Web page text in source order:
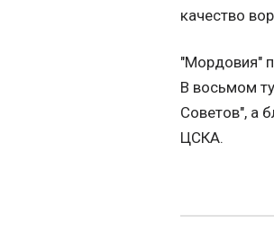
качество
"Мордовия"
В восьмом
Советов", а
ЦСКА.